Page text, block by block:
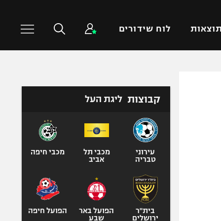
תוצאות לוח שידורים
טניס
כדורעף
ספורט אולימפי
קבוצות ליגת העל
עירוני
טבריה
מכבי תל
אביב
מכבי חיפה
בית"ר
ירושלים
הפועל באר
שבע
הפועל חיפה